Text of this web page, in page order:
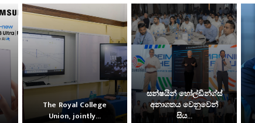
The Royal College
Union, jointly...
සන්ෂයින් හෝල්ඩින්ග්ස්
අනාගතය වෙනුවෙන්
සිය...